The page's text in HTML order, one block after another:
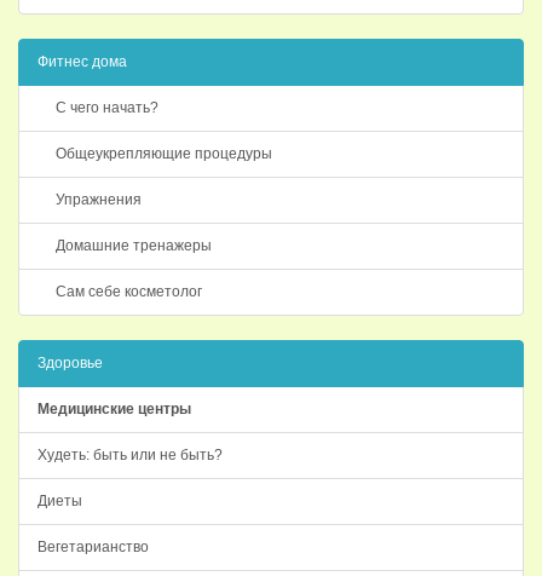
Фитнес дома
С чего начать?
Общеукрепляющие процедуры
Упражнения
Домашние тренажеры
Сам себе косметолог
Здоровье
Медицинские центры
Худеть: быть или не быть?
Диеты
Вегетарианство